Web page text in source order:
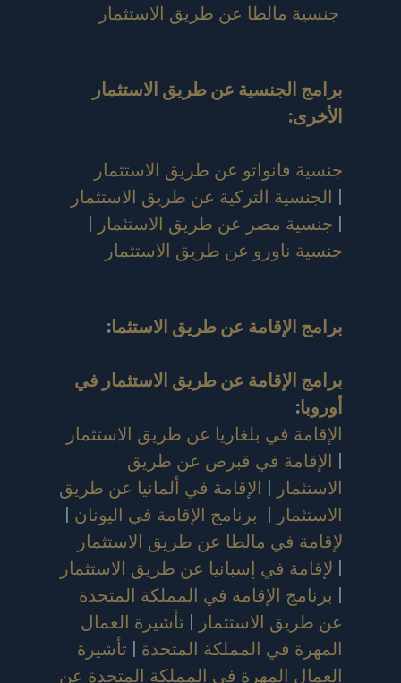
جنسية مالطا عن طريق الاستثمار
برامج الجنسية عن طريق الاستثمار
الأخرى:
جنسية فانواتو عن طريق الاستثمار
| الجنسية التركية عن طريق الاستثمار
| جنسية مصر عن طريق الاستثمار |
جنسية ناورو عن طريق الاستثمار
برامج الإقامة عن طريق الاستثما:
برامج الإقامة عن طريق الاستثمار في
أوروبا:
الإقامة في بلغاريا عن طريق الاستثمار
| الإقامة في قبرص عن طريق
الاستثمار | الإقامة في ألمانيا عن طريق
الاستثمار | برنامج الإقامة في اليونان |
لإقامة في مالطا عن طريق الاستثمار
| لإقامة في إسبانيا عن طريق الاستثمار
| برنامج الإقامة في المملكة المتحدة
عن طريق الاستثمار | تأشيرة العمال
المهرة في المملكة المتحدة | تأشيرة
العمال المهرة في المملكة المتحدة عن